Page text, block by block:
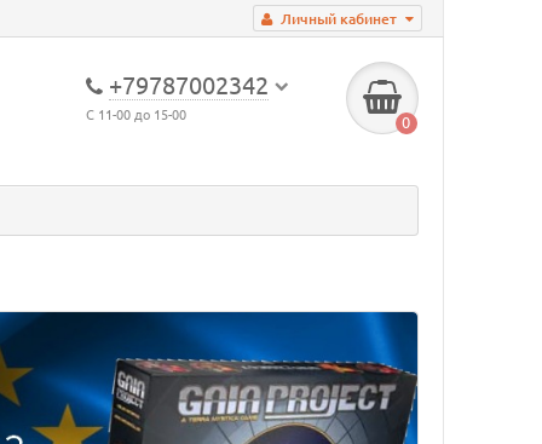
Личный кабинет
+79787002342
С 11-00 до 15-00 0